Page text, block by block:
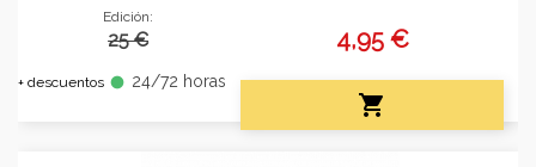
Edición:
25 €
+ descuentos fiber_manual_record 24/72 horas
4,95 €
